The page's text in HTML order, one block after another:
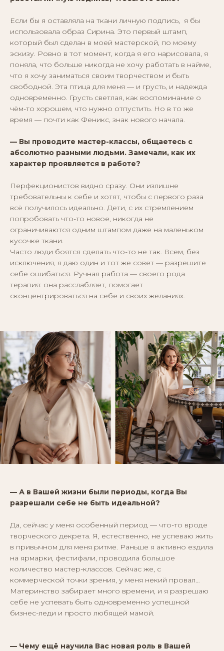
Если бы я оставляла на ткани личную подпись, я бы
использовала образ Сирина. Это первый штамп,
который был сделан в моей мастерской, по моему
эскизу. Ровно в тот момент, когда я его нарисовала, я
поняла, что больше никогда не хочу работать в найме,
что я хочу заниматься своим творчеством и быть
свободной. Эта птица для меня — и грусть, и надежда
одновременно. Грусть светлая, как воспоминание о
чём-то хорошем, что нужно отпустить. Но в то же
время — почти как Феникс, знак нового начала.
— Вы проводите мастер-классы, общаетесь с
абсолютно разными людьми. Замечали, как их
характер проявляется в работе?
Перфекционистов видно сразу. Они излишне
требовательны к себе и хотят, чтобы с первого раза
всё получилось идеально. Дети, с их стремлением
попробовать что-то новое, никогда не
ограничиваются одним штампом даже на маленьком
кусочке ткани.
Часто люди боятся сделать что-то не так. Всем, без
исключения, я даю один и тот же совет — разрешите
себе ошибаться. Ручная работа — своего рода
терапия: она расслабляет, помогает
сконцентрироваться на себе и своих желаниях.
— А в Вашей жизни были периоды, когда Вы
разрешали себе не быть идеальной?
Да, сейчас у меня особенный период — что-то вроде
творческого декрета. Я, естественно, не успеваю жить
в привычном для меня ритме. Раньше я активно ездила
на ярмарки, фестифали, проводила большое
количество мастер-классов. Сейчас же, с
коммерческой точки зрения, у меня некий провал…
Материнство забирает много времени, и я разрешаю
себе не успевать быть одновременно успешной
бизнес-леди и просто любящей мамой.
— Чему ещё научила Вас новая роль в Вашей
НОВОСТИ
Возьмем на себя
приятную миссию —
о важном
ПОДПИСАТЬСЯ
Нажимая кнопку, я соглашаюсь с
Пользовательским соглашением